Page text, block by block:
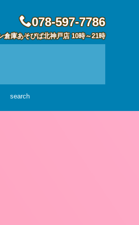
078-597-7786
倉庫あそびば北神戸店 10時～21時
search